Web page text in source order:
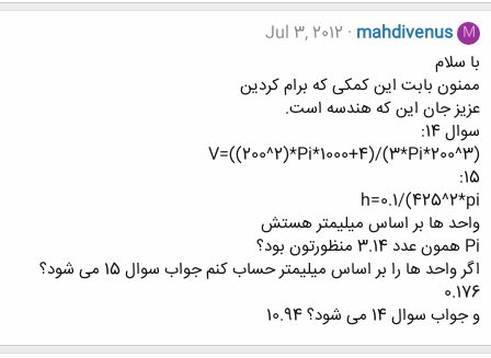
M
mahdivenus
Jul 3, 2012
با سلام
ممنون بابت این کمکی که برام کردین
عزیز جان این که هندسه است.
سوال 14:
V=((200^2)*Pi*1000+4)/(3*Pi*200^3)
15:
h=0.1/(425^2*pi
واحد ها بر اساس میلیمتر هستش
Pi همون عدد 3.14 منظورتون بود؟
اگر واحد ها را بر اساس میلیمتر حساب کنم جواب سوال 15 می شود؟
0.176
و جواب سوال 14 می شود؟ 10.94